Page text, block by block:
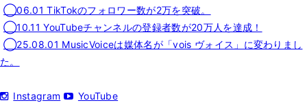
◯06.01 TikTokのフォロワー数が2万を突破。
◯10.11 YouTubeチャンネルの登録者数が20万人を達成！
◯25.08.01 MusicVoiceは媒体名が「vois ヴォイス」に変わりまし
た。
Instagram YouTube